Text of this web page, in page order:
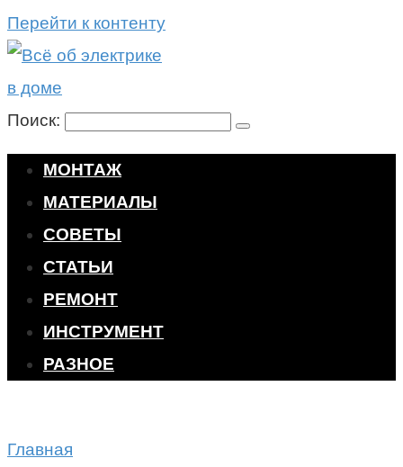
Перейти к контенту
Поиск:
МОНТАЖ
МАТЕРИАЛЫ
СОВЕТЫ
СТАТЬИ
РЕМОНТ
ИНСТРУМЕНТ
РАЗНОЕ
Главная